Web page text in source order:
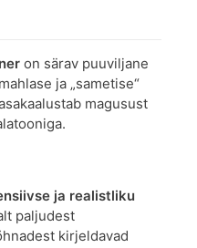
on särav puuviljane
ja „sametise“
magusust
ja realistliku
paljudest
kirjeldavad